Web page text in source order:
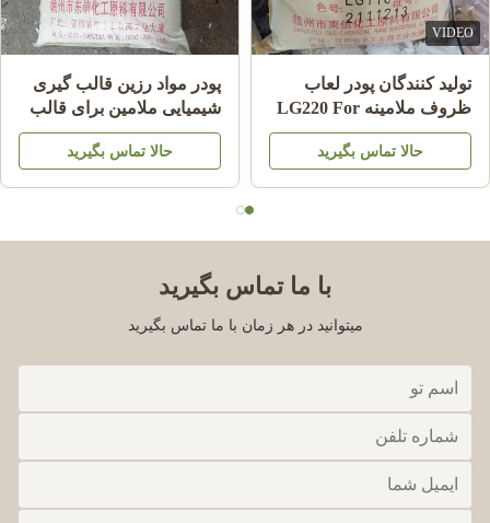
VIDEO
تولید کنندگان پودر لعاب
ظروف ملامینه LG220 For
Shining Plate Melamine
حالا تماس بگیرید
پودر مواد رزین قالب گیری
شیمیایی ملامین برای قالب
گیری ظروف ملامینه A5
حالا تماس بگیرید
با ما تماس بگیرید
میتوانید در هر زمان با ما تماس بگیرید